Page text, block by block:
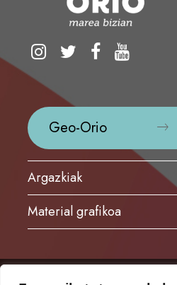
Geo-Orio
Argazkiak
Material grafikoa